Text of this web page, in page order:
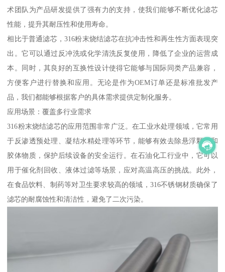
术团队为产品研发提供了强有力的支持，使我们能够不断优化滤芯
性能，提升其耐压性和使用寿命。
相比于普通滤芯，316粉末烧结滤芯在抗冲击性和再生性方面表现突
出。它可以通过反冲洗或化学清洗反复使用，降低了企业的运营成
本。同时，其良好的互换性设计使得它能够与国际同类产品兼容，
方便客户进行替换和应用。无论是作为OEM订单还是标准批发产
品，我们都能够根据客户的具体需求提供定制化服务。
应用场景：覆盖多行业需求
316粉末烧结滤芯的应用范围非常广泛。在工业水处理领域，它常用
于反渗透预处理、凝结水精处理等环节，能够有效去除悬浮颗粒和
胶体物质，保护后续设备的安全运行。在石油化工行业中，它可以
用于催化剂回收、液体过滤等场景，应对高温高压的挑战。此外，
在食品饮料、制药等对卫生要求较高的领域，316不锈钢材质确保了
滤芯的耐腐蚀性和清洁性，避免了二次污染。